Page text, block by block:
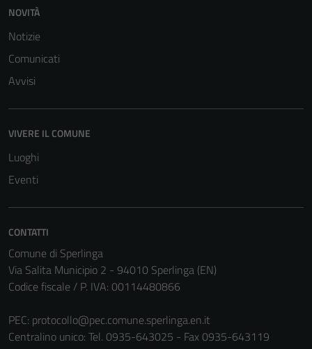
NOVITÀ
Notizie
Comunicati
Avvisi
VIVERE IL COMUNE
Luoghi
Eventi
CONTATTI
Comune di Sperlinga
Via Salita Municipio 2 - 94010 Sperlinga (EN)
Codice fiscale / P. IVA: 00114480866
PEC: protocollo@pec.comune.sperlinga.en.it
Centralino unico: Tel. 0935-643025 - Fax 0935-643119